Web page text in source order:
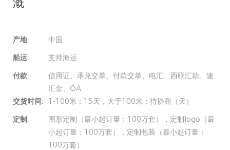
溉
产地:
中国
船运:
支持海运
付款:
信用证、承兑交单、付款交单、电汇、西联汇款、速
汇金、OA
交货时间:
1-100米：15天，大于100米：待协商（天）
定制:
图形定制（最小起订量：100万套），定制logo（最
小起订量：100万套），定制包装（最小起订量：
100万套）